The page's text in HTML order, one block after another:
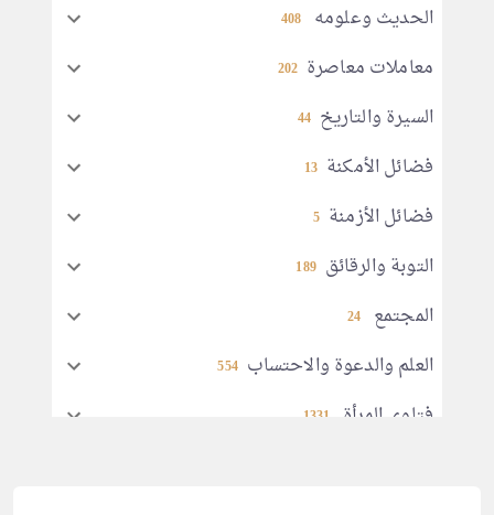
الحديث وعلومه 408
معاملات معاصرة 202
السيرة والتاريخ 44
فضائل الأمكنة 13
فضائل الأزمنة 5
التوبة والرقائق 189
المجتمع 24
العلم والدعوة والاحتساب 554
فتاوى المرأة 1331